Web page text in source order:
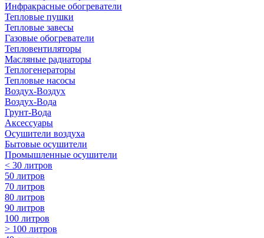
Инфракрасные обогреватели
Тепловые пушки
Тепловые завесы
Газовые обогреватели
Тепловентиляторы
Масляные радиаторы
Теплогенераторы
Тепловые насосы
Воздух-Воздух
Воздух-Вода
Грунт-Вода
Аксессуары
Осушители воздуха
Бытовые осушители
Промышленные осушители
< 30 литров
50 литров
70 литров
80 литров
90 литров
100 литров
> 100 литров